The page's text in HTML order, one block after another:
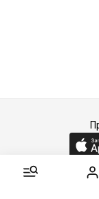
2015-2026